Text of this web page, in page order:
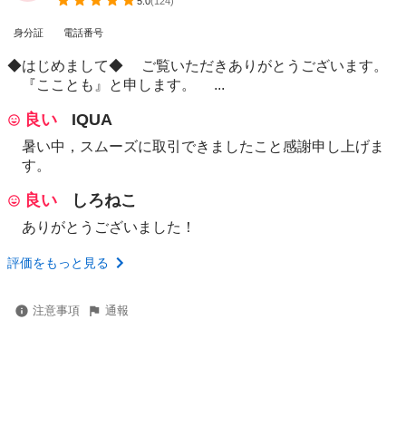
身分証 電話番号
◆はじめまして◆ ご覧いただきありがとうございます。
『こことも』と申します。 ...
良い IQUA
暑い中，スムーズに取引できましたこと感謝申し上げま
す。
良い しろねこ
ありがとうございました！
評価をもっと見る
注意事項 通報